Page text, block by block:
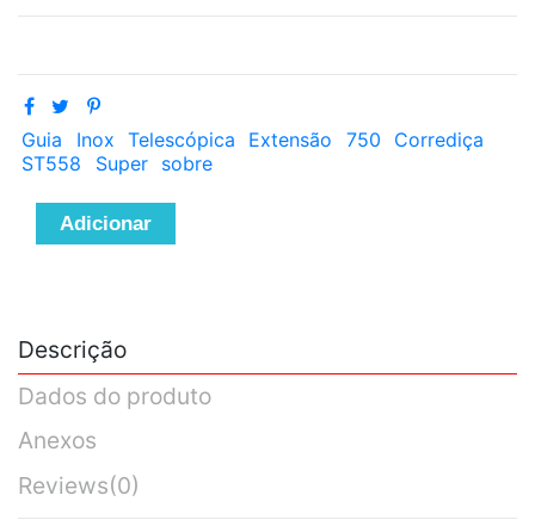
Guia Inox Telescópica Extensão 750
Corrediça
ST558
Super sobre
Adicionar
Descrição
Dados do produto
Anexos
Reviews(0)